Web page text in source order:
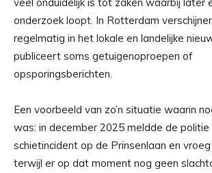
onderzoek loopt. In Rotterdam
regelmatig in het lokale en landelijke
publiceert soms getuigenoproepen of
opsporingsberichten.
Een voorbeeld van zo’n situatie waarin
was: in december 2025 meldde de politie
schietincident op de Prinsenlaan en
terwijl er op dat moment nog geen